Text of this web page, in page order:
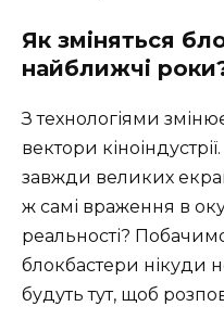
Як зміняться
найближчі
З технологіями
вектори
завжди великих
ж самі враження в
реальності?
блокбастери нікуди
будуть тут, щоб